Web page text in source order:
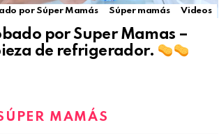
por Súper Mamás Súper mamás Videos
por Super Mamas –
de refrigerador.
MAMÁS